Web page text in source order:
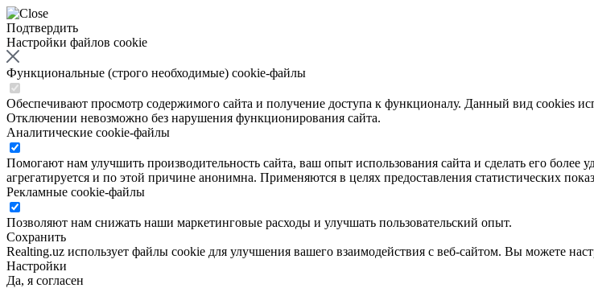
Подтвердить
Настройки файлов cookie
Функциональные (строго необходимые) cookie-файлы
Обеспечивают просмотр содержимого сайта и получение доступа к функционалу. Данный вид cookies
Отключении невозможно без нарушения функционирования сайта.
Аналитические cookie-файлы
Помогают нам улучшить производительность сайта, ваш опыт использования сайта и сделать его
агрегатируется и по этой причине анонимна. Применяются в целях предоставления статистических
Рекламные cookie-файлы
Позволяют нам снижать наши маркетинговые расходы и улучшать пользовательский опыт.
Сохранить
Realting.uz использует файлы cookie для улучшения вашего взаимодействия с веб-сайтом. Вы можете
Настройки
Да, я согласен